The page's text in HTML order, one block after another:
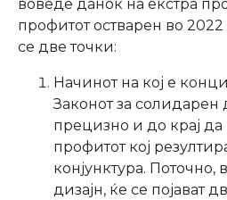
воведе данок на екстра
профитот остварен во
се две точки:
Начинот на кој е
Законот за
прецизно и до крај да
профитот кој
конјунктура.
дизајн, ќе се појават